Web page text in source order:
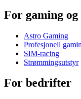
For gaming
Astro Gaming
Profesjonell
SIM-racing
Strømmingsutstyr
For bedrifter